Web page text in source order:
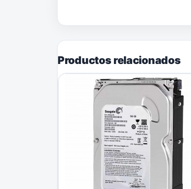
Productos relacionados